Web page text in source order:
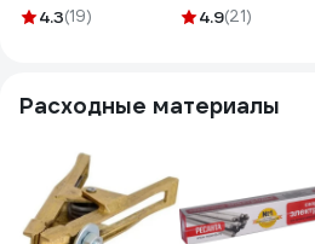
3+1.5 м; ПВ 60%)
4.3(19)
1.5+1.1 м; ПВ 60%)
4.9(21)
Расходные материалы